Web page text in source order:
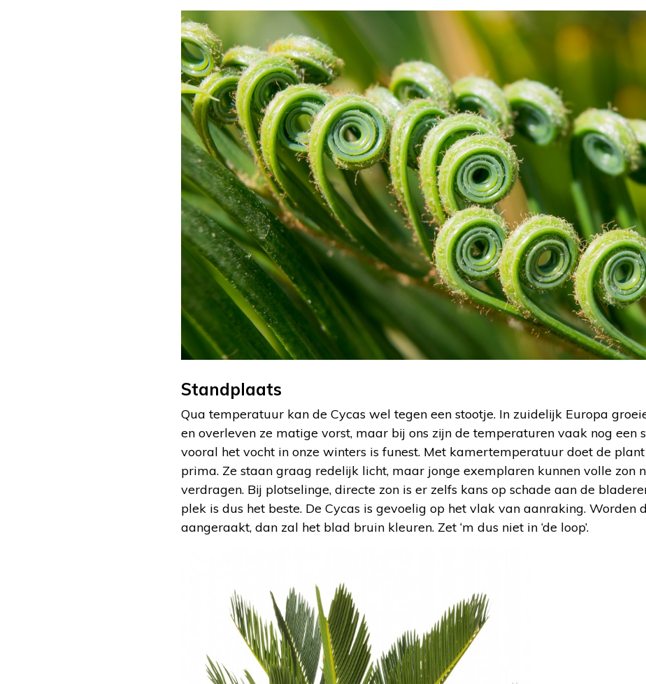
Standplaats
Qua temperatuur kan de Cycas wel tegen een stootje. In zuidelijk Europa
en overleven ze matige vorst, maar bij ons zijn de temperaturen vaak nog een
vooral het vocht in onze winters is funest. Met kamertemperatuur doet de
prima. Ze staan graag redelijk licht, maar jonge exemplaren kunnen volle zon
verdragen. Bij plotselinge, directe zon is er zelfs kans op schade aan de
plek is dus het beste. De Cycas is gevoelig op het vlak van aanraking. Worden
aangeraakt, dan zal het blad bruin kleuren. Zet ‘m dus niet in ‘de loop’.